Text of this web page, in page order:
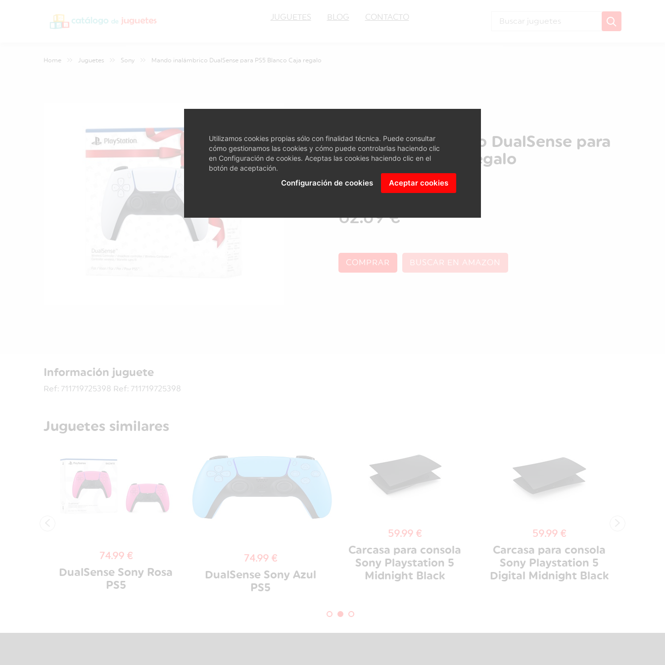
JUGUETES BLOG CONTACTO
Home Juguetes Sony Mando inalámbrico DualSense para PS5 Blanco Caja regalo
Mando inalámbrico DualSense para
PS5 Blanco Caja regalo
62.09 €
COMPRAR BUSCAR EN AMAZON
Información juguete
Ref: 711719725398 Ref: 711719725398
Juguetes similares
74.99 €
DualSense Sony Rosa
PS5
74.99 €
DualSense Sony Azul
PS5
59.99 €
Carcasa para consola
Sony Playstation 5
Midnight Black
59.99 €
Carcasa para consola
Sony Playstation 5
Digital Midnight Black
Utilizamos cookies propias sólo con finalidad técnica. Puede consultar
cómo gestionamos las cookies y cómo puede controlarlas haciendo clic
en Configuración de cookies. Aceptas las cookies haciendo clic en el
botón de aceptación.
Configuración de cookies Aceptar cookies